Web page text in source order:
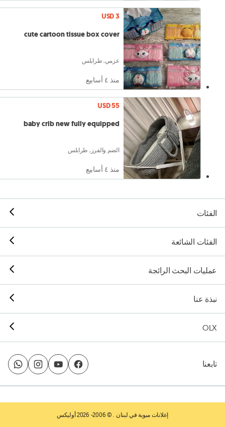
USD 3
cute cartoon tissue box cover
عزمي, طرابلس
منذ ٤ أسابيع
USD 55
baby crib new fully equipped
الضم والفرز, طرابلس
منذ ٤ أسابيع
الفئات
الفئات الشائعة
عمليات البحث الرائجة
نبذة عنا
OLX
تابعنا
إعلانات مبوبة في لبنان . © 2006- 2026 أوليكس